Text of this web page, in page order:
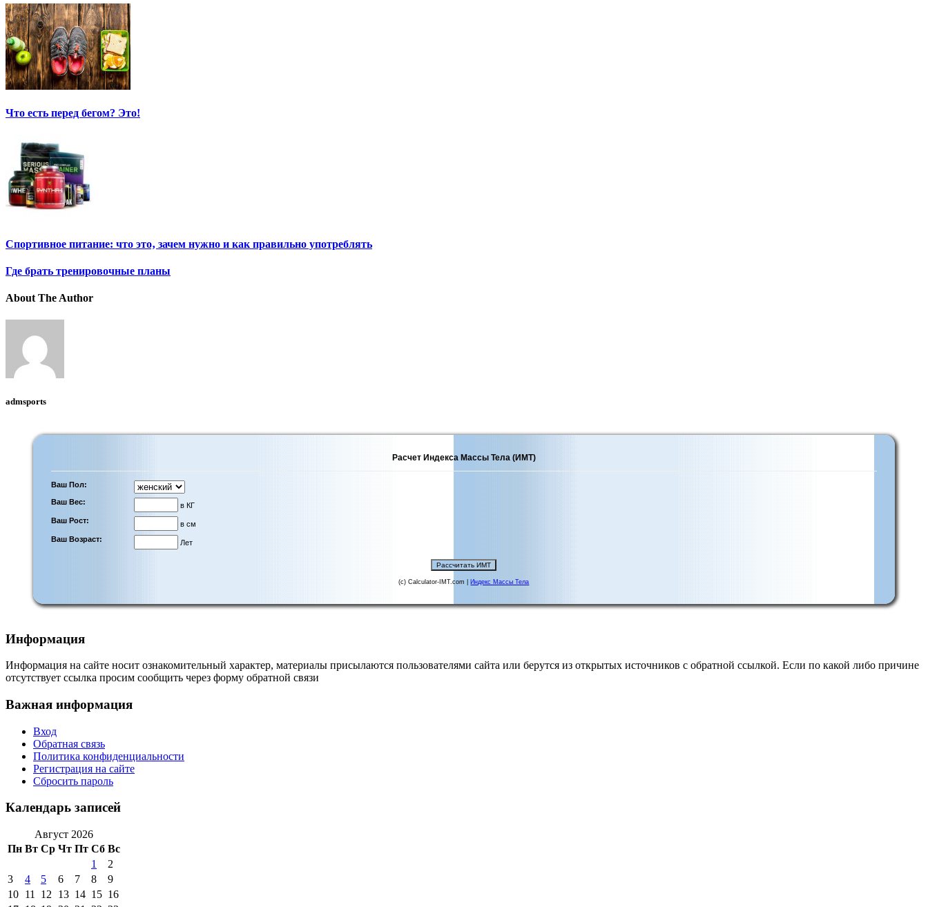
Что есть перед бегом? Это!
Спортивное питание: что это‚ зачем нужно и как правильно употреблять
Где брать тренировочные планы
About The Author
admsports
Расчет Индекса Массы Тела (ИМТ)
Ваш Пол:
Ваш Вес:
в КГ
Ваш Рост:
в см
Ваш Возраст:
Лет
(c) Calculator-IMT.com | Индекс Массы Тела
Информация
Информация на сайте носит ознакомительный характер, материалы присылаются пользователями сайта или берутся из открытых источников с обратной ссылкой. Если по какой либо причине
отсутствует ссылка просим сообщить через форму обратной связи
Важная информация
Вход
Обратная связь
Политика конфиденциальности
Регистрация на сайте
Сбросить пароль
Календарь записей
Август 2026
Пн Вт Ср Чт Пт Сб Вс
1
2
3
4 5 6 7 8
9
10 11 12 13 14 15 16